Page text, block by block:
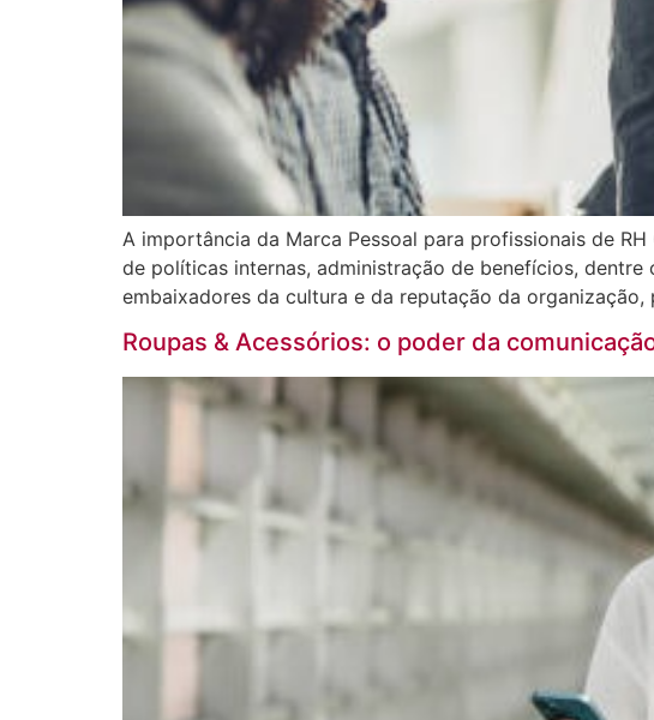
A importância da Marca Pessoal para profissionais de
de políticas internas, administração de benefícios,
embaixadores da cultura e da reputação da
Roupas & Acessórios: o poder da